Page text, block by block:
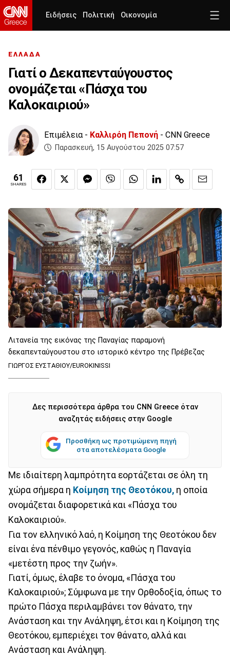
Ειδήσεις Πολιτική Οικονομία
ΕΛΛΑΔΑ
Γιατί ο Δεκαπενταύγουστος
ονομάζεται «Πάσχα του
Καλοκαιριού»
Επιμέλεια - Καλλιρόη Πεπονή - CNN Greece
Παρασκευή, 15 Αυγούστου 2025 07:57
61
SHARES
Λιτανεία της εικόνας της Παναγίας παραμονή
δεκαπενταύγουστου στο ιστορικό κέντρο της Πρέβεζας
ΓΙΩΡΓΟΣ ΕΥΣΤΑΘΙΟΥ/EUROKINISSI
Δες περισσότερα άρθρα του CNN Greece όταν
αναζητάς ειδήσεις στην Google
Προσθήκη ως προτιμώμενη πηγή
στα αποτελέσματα Google
Με ιδιαίτερη λαμπρότητα εορτάζεται σε όλη τη
χώρα σήμερα η Κοίμηση της Θεοτόκου, η οποία
ονομάζεται διαφορετικά και «Πάσχα του
Καλοκαιριού».
Για τον ελληνικό λαό, η Κοίμηση της Θεοτόκου δεν
είναι ένα πένθιμο γεγονός, καθώς η Παναγία
«μετέστη προς την ζωήν».
Γιατί, όμως, έλαβε το όνομα, «Πάσχα του
Καλοκαιριού»; Σύμφωνα με την Ορθοδοξία, όπως το
πρώτο Πάσχα περιλαμβάνει τον θάνατο, την
Ανάσταση και την Ανάληψη, έτσι και η Κοίμηση της
Θεοτόκου, εμπεριέχει τον θάνατο, αλλά και
Ανάσταση και Ανάληψη.